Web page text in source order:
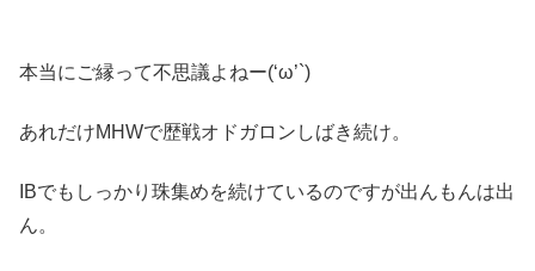
本当にご縁って不思議よねー(‘ω’`)
あれだけMHWで歴戦オドガロンしばき続け。
IBでもしっかり珠集めを続けているのですが出んもんは出
ん。